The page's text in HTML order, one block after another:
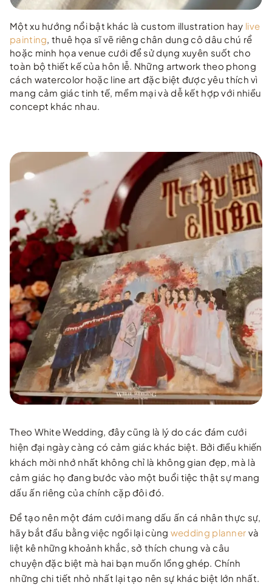
Một xu hướng nổi bật khác là custom illustration hay live
painting, thuê họa sĩ vẽ riêng chân dung cô dâu chú rể
hoặc minh họa venue cưới để sử dụng xuyên suốt cho
toàn bộ thiết kế của hôn lễ. Những artwork theo phong
cách watercolor hoặc line art đặc biệt được yêu thích vì
mang cảm giác tinh tế, mềm mại và dễ kết hợp với nhiều
concept khác nhau.
Theo White Wedding, đây cũng là lý do các đám cưới
hiện đại ngày càng có cảm giác khác biệt. Bởi điều khiến
khách mời nhớ nhất không chỉ là không gian đẹp, mà là
cảm giác họ đang bước vào một buổi tiệc thật sự mang
dấu ấn riêng của chính cặp đôi đó.
Để tạo nên một đám cưới mang dấu ấn cá nhân thực sự,
hãy bắt đầu bằng việc ngồi lại cùng wedding planner và
liệt kê những khoảnh khắc, sở thích chung và câu
chuyện đặc biệt mà hai bạn muốn lồng ghép. Chính
những chi tiết nhỏ nhất lại tạo nên sự khác biệt lớn nhất.